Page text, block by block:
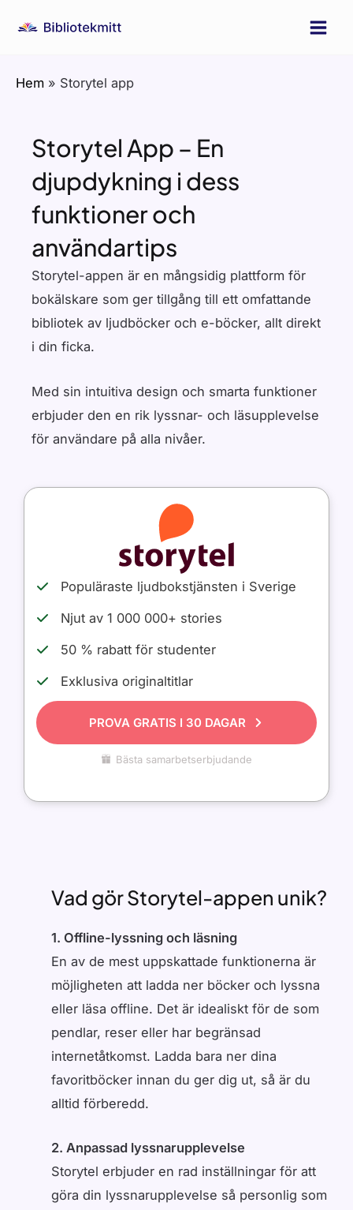
Hem » Storytel app
Storytel App – En
djupdykning i dess
funktioner och
användartips
Storytel-appen är en mångsidig plattform för
bokälskare som ger tillgång till ett omfattande
bibliotek av ljudböcker och e-böcker, allt direkt
i din ficka.
Med sin intuitiva design och smarta funktioner
erbjuder den en rik lyssnar- och läsupplevelse
för användare på alla nivåer.
Populäraste ljudbokstjänsten i Sverige
Njut av 1 000 000+ stories
50 % rabatt för studenter
Exklusiva originaltitlar
PROVA GRATIS I 30 DAGAR
Bästa samarbetserbjudande
Vad gör Storytel-appen unik?
1. Offline-lyssning och läsning
En av de mest uppskattade funktionerna är
möjligheten att ladda ner böcker och lyssna
eller läsa offline. Det är idealiskt för de som
pendlar, reser eller har begränsad
internetåtkomst. Ladda bara ner dina
favoritböcker innan du ger dig ut, så är du
alltid förberedd.
2. Anpassad lyssnarupplevelse
Storytel erbjuder en rad inställningar för att
göra din lyssnarupplevelse så personlig som